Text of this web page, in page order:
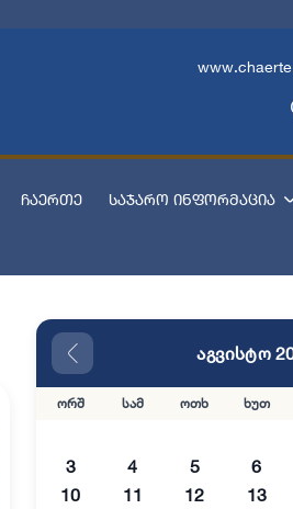
ჩაერთე საჯარო ინფორმაცია
აგვისტო
ორშ სამ ოთხ ხუთ
3
4 5 6
10
11 12 13